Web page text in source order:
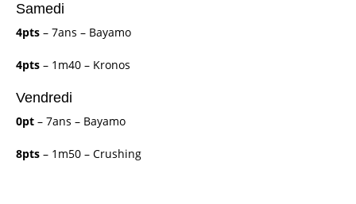
Samedi
4pts – 7ans – Bayamo
4pts – 1m40 – Kronos
Vendredi
0pt – 7ans – Bayamo
8pts – 1m50 – Crushing